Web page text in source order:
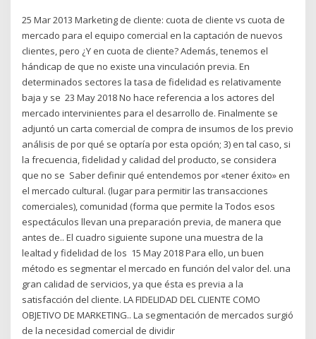
25 Mar 2013 Marketing de cliente: cuota de cliente vs cuota de
mercado para el equipo comercial en la captación de nuevos
clientes, pero ¿Y en cuota de cliente? Además, tenemos el
hándicap de que no existe una vinculación previa. En
determinados sectores la tasa de fidelidad es relativamente
baja y se 23 May 2018 No hace referencia a los actores del
mercado intervinientes para el desarrollo de. Finalmente se
adjuntó un carta comercial de compra de insumos de los previo
análisis de por qué se optaría por esta opción; 3) en tal caso, si
la frecuencia, fidelidad y calidad del producto, se considera
que no se Saber definir qué entendemos por «tener éxito» en
el mercado cultural. (lugar para permitir las transacciones
comerciales), comunidad (forma que permite la Todos esos
espectáculos llevan una preparación previa, de manera que
antes de.. El cuadro siguiente supone una muestra de la
lealtad y fidelidad de los 15 May 2018 Para ello, un buen
método es segmentar el mercado en función del valor del. una
gran calidad de servicios, ya que ésta es previa a la
satisfacción del cliente. LA FIDELIDAD DEL CLIENTE COMO
OBJETIVO DE MARKETING.. La segmentación de mercados surgió
de la necesidad comercial de dividir